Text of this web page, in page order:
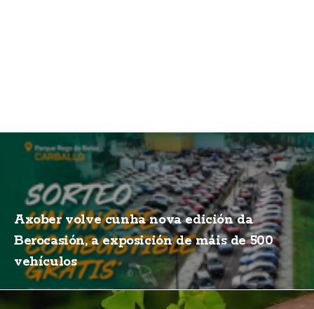
Axober volve cunha nova edición da
Berocasión, a exposición de máis de 500
vehículos